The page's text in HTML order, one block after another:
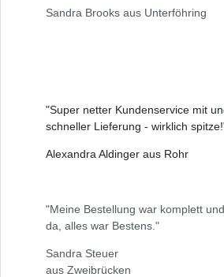
Sandra Brooks aus Unterföhring
"Super netter Kundenservice mit
schneller Lieferung - wirklich
Alexandra Aldinger aus Rohr
"Meine Bestellung war komplett
da, alles war Bestens."
Sandra Steuer
aus Zweibrücken